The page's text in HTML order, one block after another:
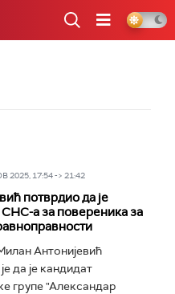
2025, 17:54 -> 21:42
потврдио да је
СНС-а за повереника за
Антонијевић
да је кандидат
групе "Александар